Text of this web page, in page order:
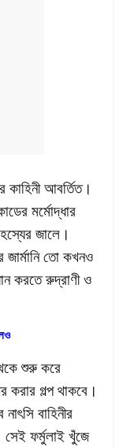
কাহিনী আবর্তিত।
মর্মোদ্ধার
জালে।
তো কখনও
করতে রুদ্রাণী ও
শুরু করে
করার গল্প থাকবে।
বাহিনীর
সেই ফর্মুলাই খুঁজে